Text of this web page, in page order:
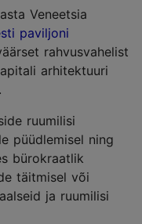
Veneetsia
paviljoni
rahvusvahelist
arhitektuuri
ruumilisi
püüdlemisel ning
bürokraatlik
täitmisel või
ja ruumilisi